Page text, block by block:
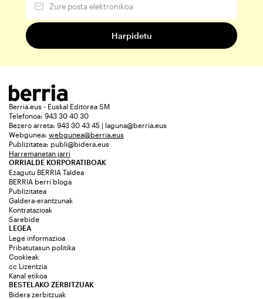
Berria.eus - Euskal Editorea SM
Telefonoa: 943 30 40 30
Bezero arreta: 943 30 43 45 | laguna@berria.eus
Webgunea: webgunea@berria.eus
Publizitatea: publi@bidera.eus
Harremanetan jarri
ORRIALDE KORPORATIBOAK
Ezagutu BERRIA Taldea
BERRIA berri bloga
Publizitatea
Galdera-erantzunak
Kontratazioak
Sarebide
LEGEA
Lege informazioa
Pribatutasun politika
Cookieak
cc Lizentzia
Kanal etikoa
BESTELAKO ZERBITZUAK
Bidera zerbitzuak